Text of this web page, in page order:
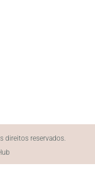
direitos reservados.